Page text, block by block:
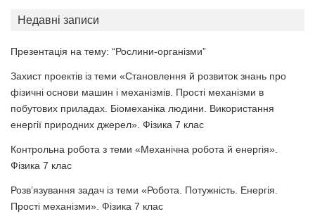
Недавні записи
Презентація на тему: “Рослини-організми”
Захист проектів із теми «Становлення й розвиток знань про
фізичні основи машин і механізмів. Прості механізми в
побутових приладах. Біомеханіка людини. Використання
енергії природних джерел». Фізика 7 клас
Контрольна робота з теми «Механічна робота й енергія».
Фізика 7 клас
Розв’язування задач із теми «Робота. Потужність. Енергія.
Прості механізми». Фізика 7 клас